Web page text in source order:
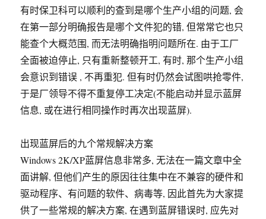
有时保卫科可以顺利的查到是哪个生产小组的问题, 会
在第一部分明确报告是哪个文件犯的错, 但常常它也只
能查个大概范围, 而无法明确指明问题所在. 由于工厂
全面被迫停止, 只有重新整顿开工, 有时, 那个生产小组
会意识到错误 , 不再重犯. 但有时仍然会试图哄抢零件,
于是厂领导不得不重复停工决定(不能启动并显示蓝屏
信息, 或在进行相同操作时再次出现蓝屏).
出现蓝屏后的九个常规解决方案
Windows 2K/XP蓝屏信息非常多, 无法在一篇文章中全
面讲解, 但他们产生的原因往往集中在不兼容的硬件和
驱动程序、有问题的软件、病毒等, 因此首先为大家提
供了一些常规的解决方案, 在遇到蓝屏错误时, 应先对